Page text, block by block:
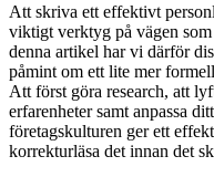
Att skriva ett effektivt
viktigt verktyg på vägen
denna artikel har vi därför
påmint om ett lite mer
Att först göra research, att
erfarenheter samt anpassa
företagskulturen ger ett
korrekturläsa det innan det